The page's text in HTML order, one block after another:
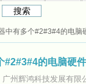
中有多个#2#3#4的电脑
#2#3#4的电脑硬
州辉鸿科技发展有限